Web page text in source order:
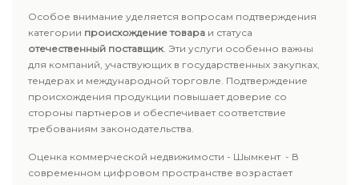
Особое внимание уделяется вопросам подтверждения
категории происхождение товара и статуса
отечественный поставщик. Эти услуги особенно важны
для компаний, участвующих в государственных закупках,
тендерах и международной торговле. Подтверждение
происхождения продукции повышает доверие со
стороны партнеров и обеспечивает соответствие
требованиям законодательства.
Оценка коммерческой недвижимости - Шымкент - В
современном цифровом пространстве возрастает